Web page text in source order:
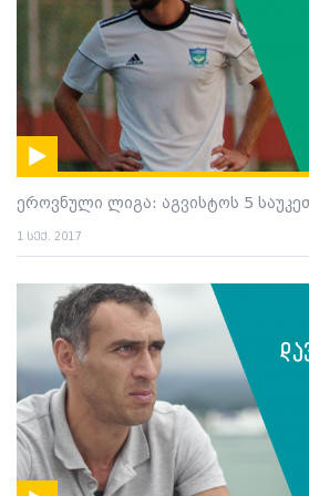
ეროვნული ლიგა: აგვისტოს 5
1 სექ. 2017